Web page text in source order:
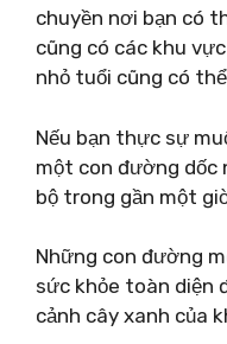
chuyền nơi bạn có
cũng có các khu
nhỏ tuổi cũng có
Nếu bạn thực sự
một con đường dốc
bộ trong gần một
Những con đường
sức khỏe toàn diện
cảnh cây xanh của